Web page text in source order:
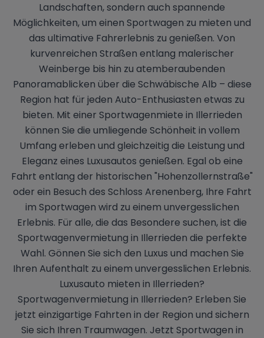
Landschaften, sondern auch spannende
Möglichkeiten, um einen Sportwagen zu mieten und
das ultimative Fahrerlebnis zu genießen. Von
kurvenreichen Straßen entlang malerischer
Weinberge bis hin zu atemberaubenden
Panoramablicken über die Schwäbische Alb – diese
Region hat für jeden Auto-Enthusiasten etwas zu
bieten. Mit einer Sportwagenmiete in Illerrieden
können Sie die umliegende Schönheit in vollem
Umfang erleben und gleichzeitig die Leistung und
Eleganz eines Luxusautos genießen. Egal ob eine
Fahrt entlang der historischen "Hohenzollernstraße"
oder ein Besuch des Schloss Arenenberg, Ihre Fahrt
im Sportwagen wird zu einem unvergesslichen
Erlebnis. Für alle, die das Besondere suchen, ist die
Sportwagenvermietung in Illerrieden die perfekte
Wahl. Gönnen Sie sich den Luxus und machen Sie
Ihren Aufenthalt zu einem unvergesslichen Erlebnis.
Luxusauto mieten in Illerrieden?
Sportwagenvermietung in Illerrieden? Erleben Sie
jetzt einzigartige Fahrten in der Region und sichern
Sie sich Ihren Traumwagen. Jetzt Sportwagen in